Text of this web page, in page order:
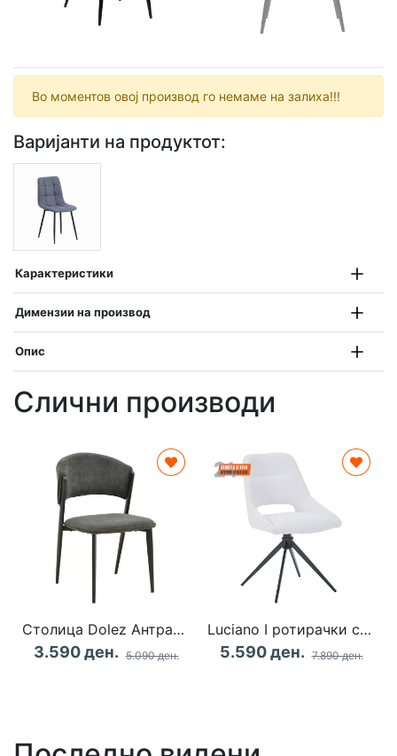
Во моментов овој производ го немаме на залиха!!!
Варијанти на продуктот:
Карактеристики
Димензии на производ
Опис
Слични производи
Столица Dolez Антрацит
3.590 ден. 5.090 ден.
Luciano I ротирачки стол во бежова ткаенина-метални ногарки црни 52.5x54x85cm
5.590 ден. 7.890 ден.